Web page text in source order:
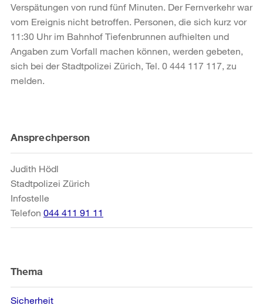
Verspätungen von rund fünf Minuten. Der Fernverkehr war
vom Ereignis nicht betroffen. Personen, die sich kurz vor
11:30 Uhr im Bahnhof Tiefenbrunnen aufhielten und
Angaben zum Vorfall machen können, werden gebeten,
sich bei der Stadtpolizei Zürich, Tel. 0 444 117 117, zu
melden.
Weitere
Informationen
Ansprechperson
Judith Hödl
Stadtpolizei Zürich
Infostelle
Telefon 044 411 91 11
Thema
Sicherheit